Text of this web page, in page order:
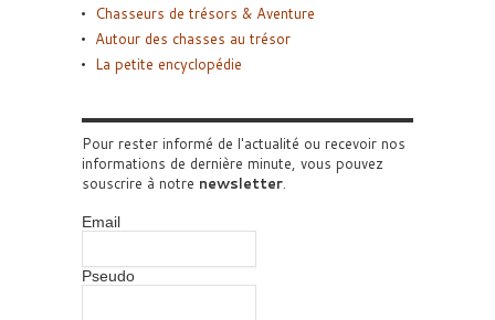
Chasseurs de trésors & Aventure
Autour des chasses au trésor
La petite encyclopédie
Pour rester informé de l'actualité ou recevoir nos
informations de dernière minute, vous pouvez
souscrire à notre newsletter.
Email
Pseudo